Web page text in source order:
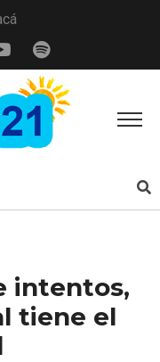
intentos,
tiene el